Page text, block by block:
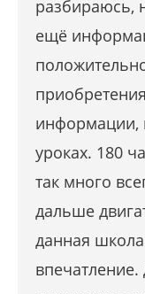
разбираюсь,
ещё
информации,
уроках. 180
так много
дальше
данная